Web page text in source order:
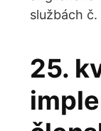
službách
25.